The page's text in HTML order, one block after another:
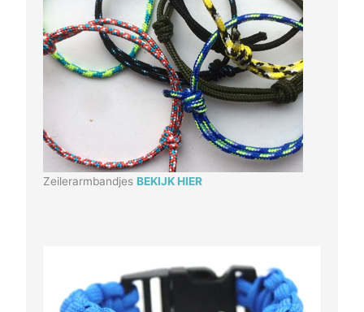
Zeilerarmbandjes BEKIJK HIER